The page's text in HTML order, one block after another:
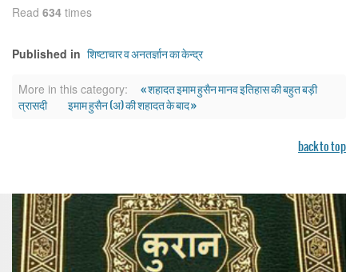
Read 634 times
Published in शिष्टाचार व अनतर्ज्ञान का केन्द्र
More in this category:
« शहादत इमाम हुसैन मानव इतिहास की बहुत बड़ी
त्रासदी
इमाम हुसैन (अ) की शहादत के बाद »
back to top